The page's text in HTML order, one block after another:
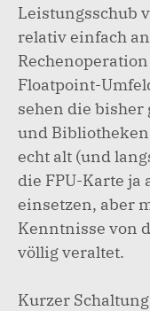
Leistungsschub
relativ einfach
Floatpoint-
sehen die
und
echt alt (und
die FPU-Karte ja
einsetzen, aber
Kenntnisse von
völlig veraltet.
Kurzer